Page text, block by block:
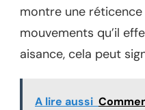
montre une
mouvements qu’il
aisance, cela peut
A lire aussi